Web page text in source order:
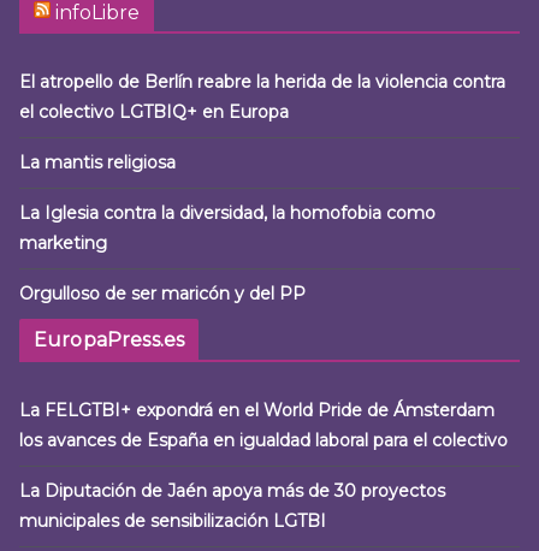
infoLibre
El atropello de Berlín reabre la herida de la violencia contra
el colectivo LGTBIQ+ en Europa
La mantis religiosa
La Iglesia contra la diversidad, la homofobia como
marketing
Orgulloso de ser maricón y del PP
EuropaPress.es
La FELGTBI+ expondrá en el World Pride de Ámsterdam
los avances de España en igualdad laboral para el colectivo
La Diputación de Jaén apoya más de 30 proyectos
municipales de sensibilización LGTBI